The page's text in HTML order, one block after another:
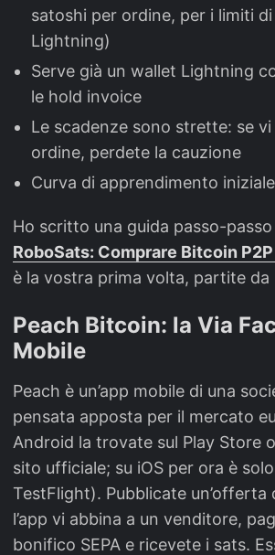
satoshi per ordine, per i limiti
Lightning)
Serve già un wallet Lightning
le hold invoice
Le scadenze sono strette: se
ordine, perdete la cauzione
Curva di apprendimento
Ho scritto una guida passo-
RoboSats: Comprare Bitcoin P2P
è la vostra prima volta, partite da
Peach Bitcoin: la Via
Mobile
Peach è un’app mobile di una
pensata apposta per il mercato
Android la trovate sul Play Store
sito ufficiale; su iOS per ora è
TestFlight). Pubblicate un’offerta
l’app vi abbina a un venditore,
bonifico SEPA e ricevete i sats.